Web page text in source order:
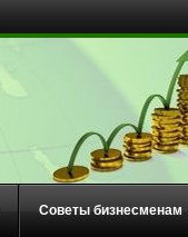
Советы бизнесменам